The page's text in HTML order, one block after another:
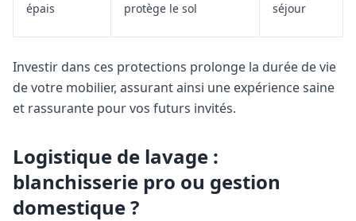
épais
protège le sol
séjour
Investir dans ces protections prolonge la durée de vie
de votre mobilier, assurant ainsi une expérience saine
et rassurante pour vos futurs invités.
Logistique de lavage :
blanchisserie pro ou gestion
domestique ?